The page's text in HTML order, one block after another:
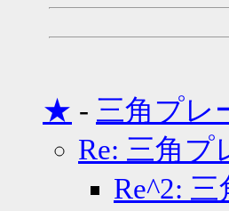
★ - 三角プレ
Re: 三角プ
Re^2: